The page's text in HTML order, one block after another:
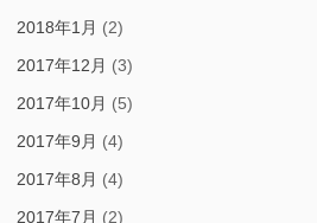
2018年1月 (2)
2017年12月 (3)
2017年10月 (5)
2017年9月 (4)
2017年8月 (4)
2017年7月 (2)